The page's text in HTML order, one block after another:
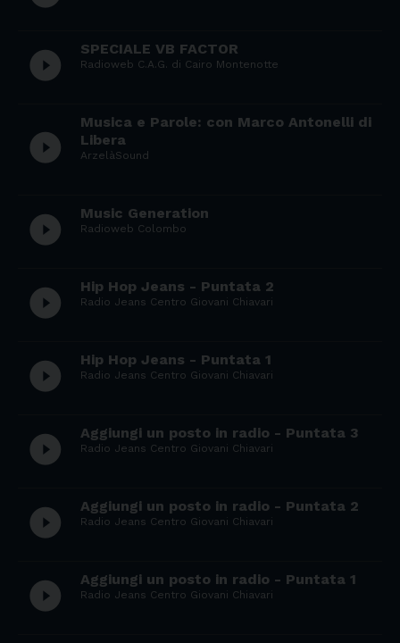
play_circle_filled SPECIALE VB FACTOR
Radioweb C.A.G. di Cairo Montenotte
play_circle_filled
Musica e Parole: con Marco Antonelli di
Libera
ArzelàSound
play_circle_filled Music Generation
Radioweb Colombo
play_circle_filled Hip Hop Jeans - Puntata 2
Radio Jeans Centro Giovani Chiavari
play_circle_filled Hip Hop Jeans - Puntata 1
Radio Jeans Centro Giovani Chiavari
play_circle_filled Aggiungi un posto in radio - Puntata 3
Radio Jeans Centro Giovani Chiavari
play_circle_filled Aggiungi un posto in radio - Puntata 2
Radio Jeans Centro Giovani Chiavari
play_circle_filled Aggiungi un posto in radio - Puntata 1
Radio Jeans Centro Giovani Chiavari